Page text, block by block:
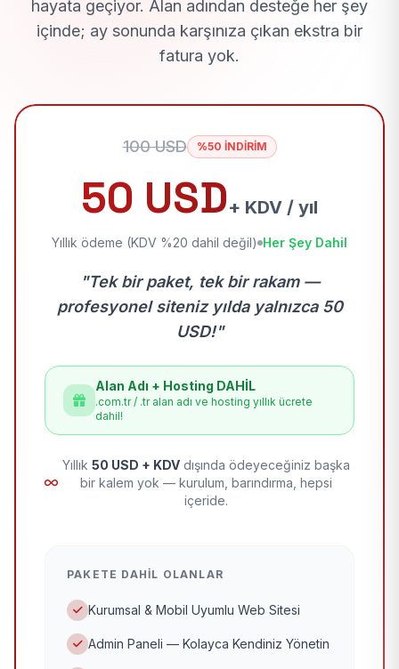
hayata geçiyor. Alan adından desteğe her şey
içinde; ay sonunda karşınıza çıkan ekstra bir
fatura yok.
100 USD %50 İNDİRİM
50 USD+ KDV / yıl
Yıllık ödeme (KDV %20 dahil değil) Her Şey Dahil
"Tek bir paket, tek bir rakam —
profesyonel siteniz yılda yalnızca 50
USD!"
Alan Adı + Hosting DAHİL
.com.tr / .tr alan adı ve hosting yıllık ücrete
dahil!
Yıllık 50 USD + KDV dışında ödeyeceğiniz başka
bir kalem yok — kurulum, barındırma, hepsi
içeride.
PAKETE DAHIL OLANLAR
Kurumsal & Mobil Uyumlu Web Sitesi
Admin Paneli — Kolayca Kendiniz Yönetin